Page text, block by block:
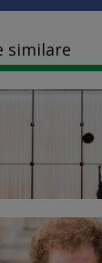
similare